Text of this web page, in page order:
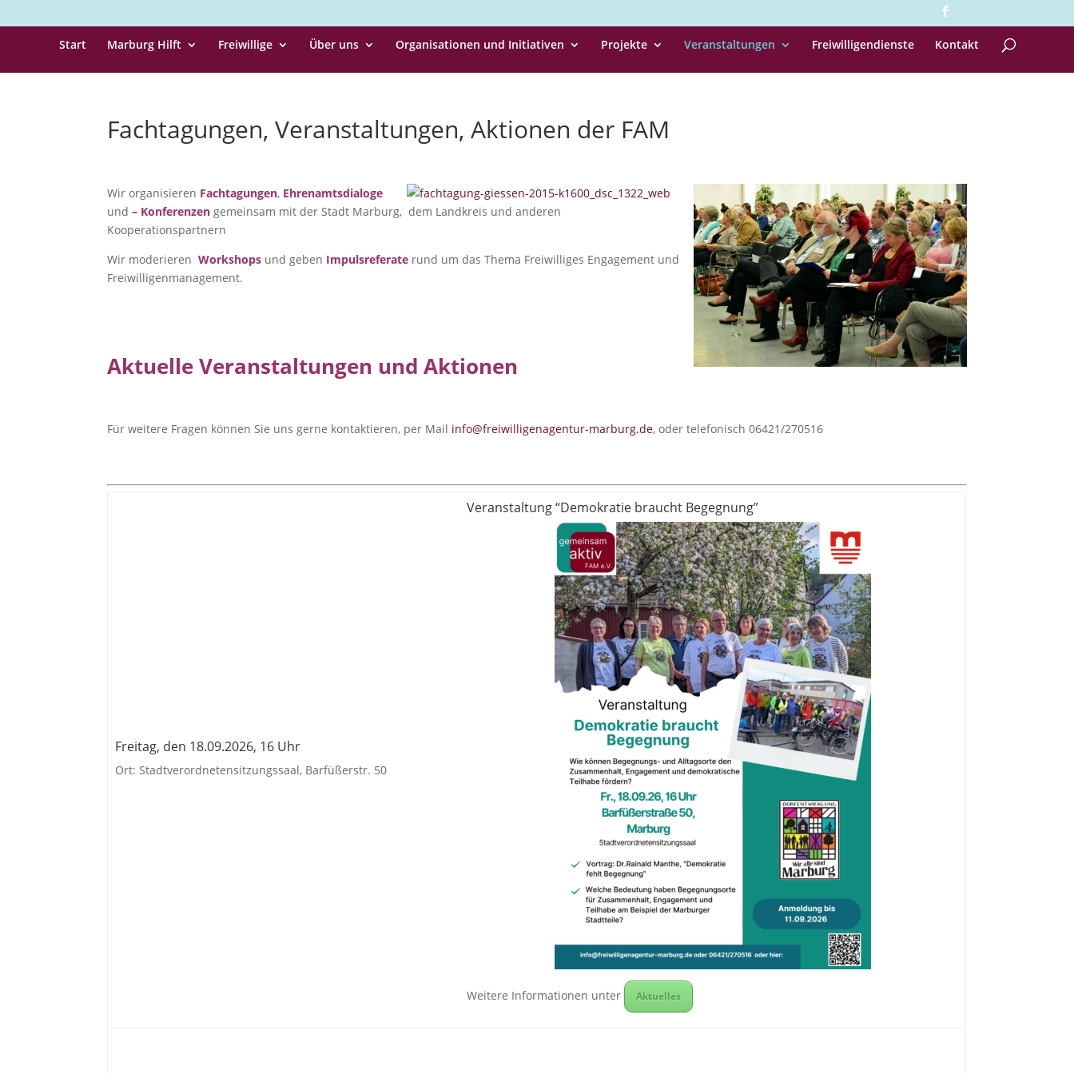
Start Marburg Hilft Freiwillige Über uns Organisationen und Initiativen Projekte Veranstaltungen Freiwilligendienste Kontakt
Fachtagungen, Veranstaltungen, Aktionen der FAM
Wirorganisieren Fachtagungen, Ehrenamtsdialoge
und– Konferenzen gemeinsam mit der Stadt Marburg, dem Landkreis und anderen
Kooperationspartnern
Wir moderieren Workshops und geben Impulsreferate rund um das Thema Freiwilliges Engagement und
Freiwilligenmanagement.
Aktuelle Veranstaltungen und Aktionen
Für weitere Fragen können Sie uns gerne kontaktieren, per Mail info@freiwilligenagentur-marburg.de, oder telefonisch 06421/270516
Freitag, den 18.09.2026, 16 Uhr
Ort: Stadtverordnetensitzungssaal, Barfüßerstr. 50
Veranstaltung “Demokratie braucht Begegnung”
Weitere Informationen unter Aktuelles